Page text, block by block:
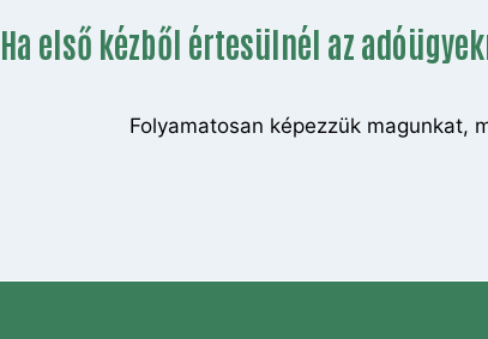
Ha első kézből értesülnél az
Folyamatosan képezzük magunkat,